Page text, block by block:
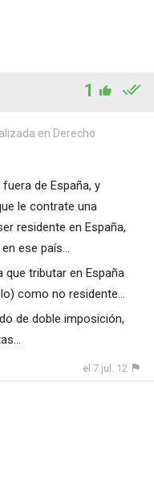
1
en Derecho
de España, y
le contrate una
residente en España,
ese país...
que tributar en España
como no residente...
de doble imposición,
el 7 jul. 12